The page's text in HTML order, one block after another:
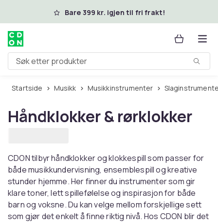
Hopp til hovedinnholdBare 399 kr. igjen til fri frakt!
Søk etter produkter
Startside Musikk Musikkinstrumenter
Håndklokker & rørklokker
CDON tilbyr håndklokker og klokkespill som passer for
både musikkundervisning, ensemblespill og kreative
stunder hjemme. Her finner du instrumenter som gir
klare toner, lett spillefølelse og inspirasjon for både
barn og voksne. Du kan velge mellom forskjellige sett
som gjør det enkelt å finne riktig nivå. Hos CDON blir det